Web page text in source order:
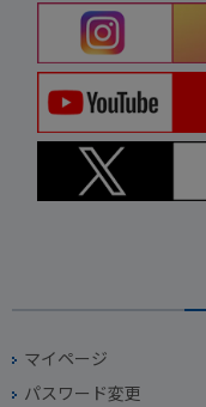
マイページ
パスワード変更